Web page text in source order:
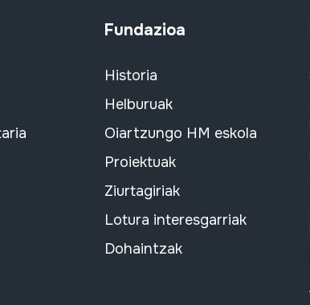
Fundazioa
Historia
Helburuak
Oiartzungo HM eskola
Proiektuak
Ziurtagiriak
Lotura interesgarriak
Dohaintzak